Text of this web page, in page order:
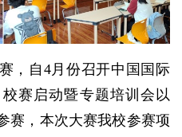
，自4月份召开中国国际
赛启动暨专题培训会以
赛，本次大赛我校参赛项